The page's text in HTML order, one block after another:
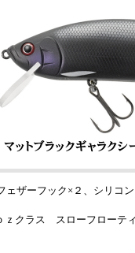
ェザーフック×２、シリコ
ｚクラス スローフローテ